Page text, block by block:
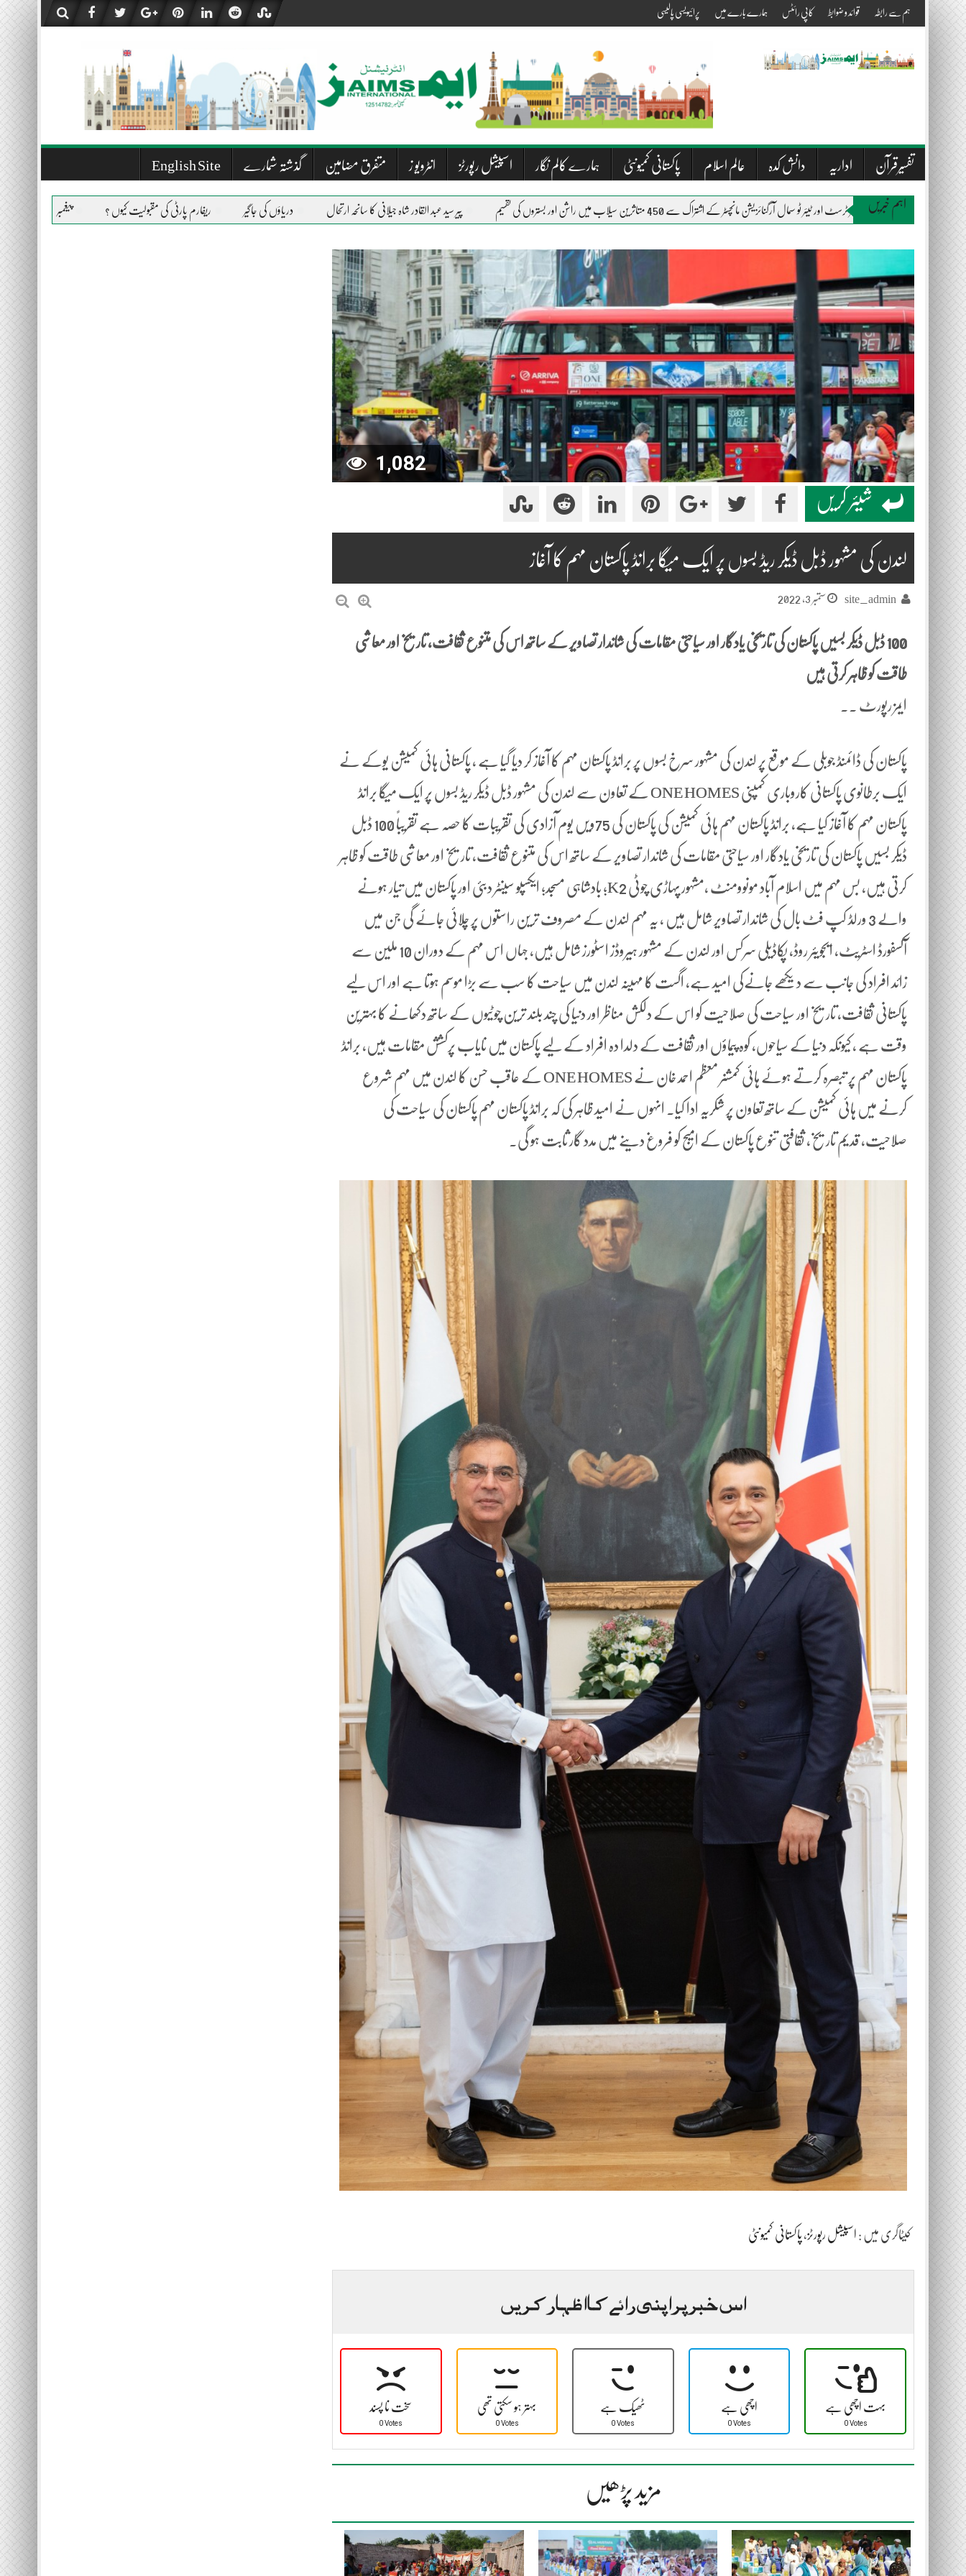
content
ہم سے رابطہ قوائد و ضوابط کاپی رائٹس ہمارے بارے میں پرائیویسی پالیسی
تفسیرقرآن اداریہ دانش کدہ عالم اسلام پاکستانی کمیونٹی ہمارے کالم نگار اسپیشل رپورٹز انٹرویو ز متفرق مضامین گذشتہ شمارے English Site
اہم خبریں
المصطفیٰ ویلفیئر ٹرسٹ اور ٹیئر ٹو سمال آرگنائزیشن مانچسٹر کے اشتراک سے 450 متاثرین سیلاب میں راشن اور بستروں کی تقسیم پیر سید عبد القادر شاہ جیلانی کا سانحہ ارتحال دریاؤں کی جاگیر ریفارم پارٹی کی مقبولیت کیوں ؟ پیغمبر اسلام صلی اللہ علیہ وسلم کی
1,082
شیئر کریں
لندن کی مشہور ڈبل ڈیکر ریڈ بسوں پر ایک میگا برانڈ پاکستان مہم کا آغاز
site_admin ستمبر 3, 2022
100 ڈبل ڈیکر بسیں پاکستان کی تاریخی یادگار اور سیاحتی مقامات کی شاندار تصاویر کے ساتھ اس کی متنوع ثقافت، تاریخ اور معاشی
طاقت کو ظاہر کرتی ہیں
ایمز رپورٹ ..
پاکستان کی ڈائمنڈ جوبلی کے موقع پر لندن کی مشہور سرخ بسوں پر برانڈ پاکستان مہم کا آغاز کر دیا گیا ہے ، پاکستانی ہائی کمیشن یوکے نے
ایک برطانوی پاکستانی کاروباری کمپنی ONE HOMES کے تعاون سے لندن کی مشہور ڈبل ڈیکر ریڈ بسوں پر ایک میگا برانڈ
پاکستان مہم کا آغاز کیا ہے، برانڈ پاکستان مہم ہائی کمیشن کی پاکستان کی 75ویں یوم آزادی کی تقریبات کا حصہ ہے تقریباً 100 ڈبل
ڈیکر بسیں پاکستان کی تاریخی یادگار اور سیاحتی مقامات کی شاندار تصاویر کے ساتھ اس کی متنوع ثقافت، تاریخ اور معاشی طاقت کو ظاہر
کرتی ہیں، بس مہم میں اسلام آباد مونوومنٹ ،مشہور پہاڑی چوٹی K2؛ بادشاہی مسجد؛ ایکسپو سینٹر دبئی اور پاکستان میں تیار ہونے
والے 3 ورلڈ کپ فٹ بال کی شاندار تصاویر شامل ہیں ، یہ مہم لندن کے مصروف ترین راستوں پر چلائی جائے گی جن میں
آکسفورڈ اسٹریٹ، ایجویئر روڈ، پکاڈیلی سرکس اور لندن کے مشہور ہیروڈز اسٹورز شامل ہیں، جہاں اس مہم کے دوران 10 ملین سے
زائد افراد کی جانب سے دیکھے جانےکی امید ہے، اگست کا مہینہ لندن میں سیاحت کا سب سے بڑا موسم ہوتا ہے اور اس لیے
پاکستانی ثقافت، تاریخ اور سیاحت کی صلاحیت کو اس کے دلکش مناظر اور دنیا کی چند بلند ترین چوٹیوں کے ساتھ دکھانے کا بہترین
وقت ہے ، کیونکہ دنیا کے سیاحوں، کوہ پیماؤں اور ثقافت کے دلدا دہ افراد کے لیے پاکستان میں نایاب پرکشش مقامات ہیں، برانڈ
پاکستان مہم پر تبصرہ کرتے ہوئے ہائی کمشنر معظم احمد خان نے ONE HOMES کے عاقب حسن کا لندن میں مہم شروع
کرنے میں ہائی کمیشن کے ساتھ تعاون پر شکریہ ادا کیا۔ انہوں نے امید ظاہر کی کہ برانڈ پاکستان مہم پاکستان کی سیاحت کی
صلاحیت، قدیم تاریخ، ثقافتی تنوع پاکستان کے امیج کو فروغ دینے میں مدد گار ثابت ہو گی۔
کیٹاگری میں : اسپیشل رپورٹز، پاکستانی کمیونٹی
اس خبر پر اپنی رائے کا اظہار کریں
سخت نا پسند
0 Votes
بہتر ہو سکتی تھی
0 Votes
ٹھیک ہے
0 Votes
اچھی ہے
0 Votes
بہت اچھی ہے
0 Votes
مزید پڑھیں